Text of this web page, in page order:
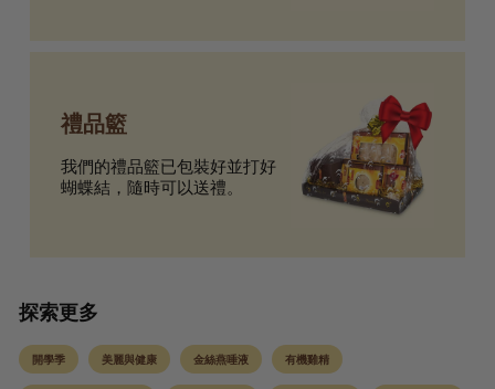
探索更多
開學季 美麗與健康 金絲燕唾液 有機雞精
禮品籃
我們的禮品籃已包裝好並打好
蝴蝶結，隨時可以送禮。